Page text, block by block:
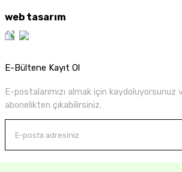
web tasarım
E-Bültene Kayıt Ol
E-postalarımızı almak için
abonelikten çıkabilirsiniz.